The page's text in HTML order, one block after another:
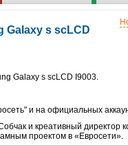
Galaxy s scLCD
Galaxy s scLCD I9003.
и на официальных
и креативный директор
проектом в «Евросети».